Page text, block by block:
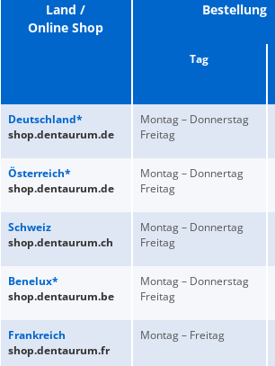
Land /
Online Shop
Bestellung
Tag
Deutschland*
shop.dentaurum.de
Montag – Donnerstag
Freitag
Österreich*
shop.dentaurum.de
Montag – Donnertag
Freitag
Schweiz
shop.dentaurum.ch
Montag – Donnertag
Freitag
Benelux*
shop.dentaurum.be
Montag – Donnerstag
Freitag
Frankreich
shop.dentaurum.fr
Montag – Freitag